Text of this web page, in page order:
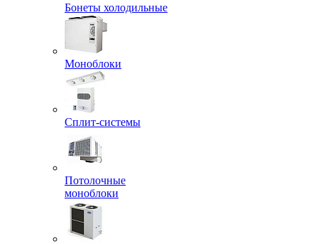
Бонеты холодильные
Моноблоки
Сплит-системы
Потолочные
моноблоки